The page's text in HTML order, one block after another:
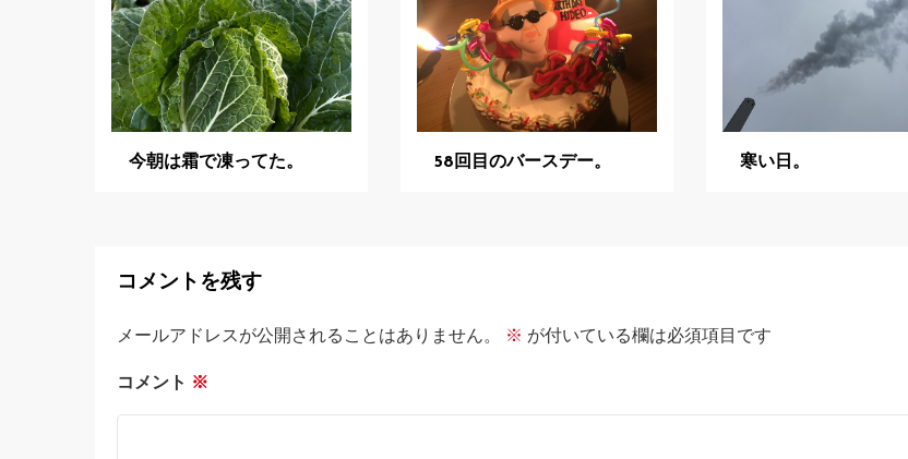
シ
ョ
ン
今朝は霜で凍ってた。 58回目のバースデー。 寒い日。
コメントを残す
メールアドレスが公開されることはありません。 ※ が付いている欄は必須項目です
コメント ※